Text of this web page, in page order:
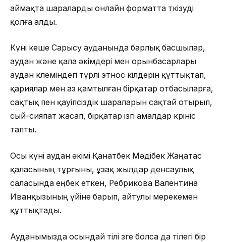
аймақта шараларды онлайн форматта өткізуді
қолға алды.
Күні кеше Сарысу ауданында барлық басшылар,
аудан және қала әкімдері мен орынбасарлары
аудан көлеміндегі түрлі этнос өкілдерін құттықтап,
қариялар мен аз қамтылған бірқатар отбасыларға,
сақтық пен қауіпсіздік шараларын сақтай отырып,
сый-сияпат жасап, бірқатар ізгі амалдар көрініс
тапты.
Осы күні аудан әкімі Қанатбек Мәдібек Жаңатас
қаласының тұрғыны, ұзақ жылдар денсаулық
саласында еңбек еткен, Ребрикова Валентина
Иванқызының үйіне барып, айтулы мерекемен
құттықтады.
Ауданымызда осындай тілі өзге болса да тілегі бір